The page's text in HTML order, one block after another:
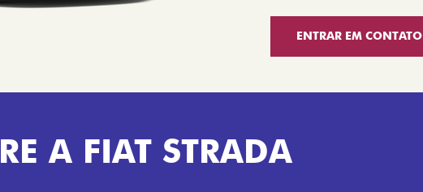
ENTRAR EM CONTATO
A FIAT STRADA